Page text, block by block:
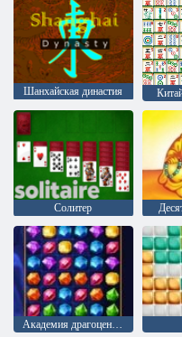
Шанхайская династия
Солитер
Академия драгоценного камня